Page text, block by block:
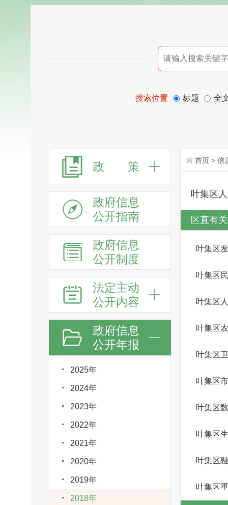
搜索位置 标题 全
政 策
政府信息
公开指南
政府信息
公开制度
法定主动
公开内容
政府信息
公开年报
2025年
2024年
2023年
2022年
2021年
2020年
2019年
2018年
首页 > 信
叶集区
区直有
叶集区
叶集区
叶集区
叶集区
叶集区
叶集区
叶集区
叶集区
叶集区